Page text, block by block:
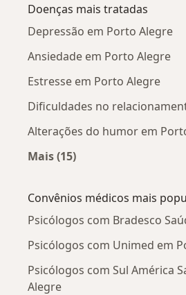
Doenças mais tratadas
Depressão em Porto Alegre
Ansiedade em Porto Alegre
Estresse em Porto Alegre
Dificuldades no
Alterações do humor em
Mais (15)
Convênios médicos mais
Psicólogos com Bradesco
Psicólogos com Unimed em
Psicólogos com Sul América
Alegre